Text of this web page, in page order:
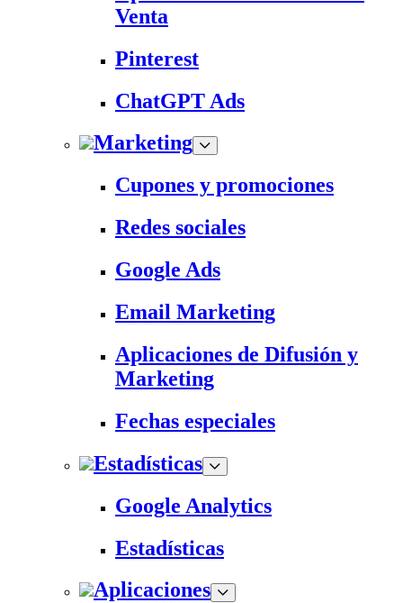
Venta
Pinterest
ChatGPT Ads
Marketing
Cupones y promociones
Redes sociales
Google Ads
Email Marketing
Aplicaciones de Difusión y
Marketing
Fechas especiales
Estadísticas
Google Analytics
Estadísticas
Aplicaciones